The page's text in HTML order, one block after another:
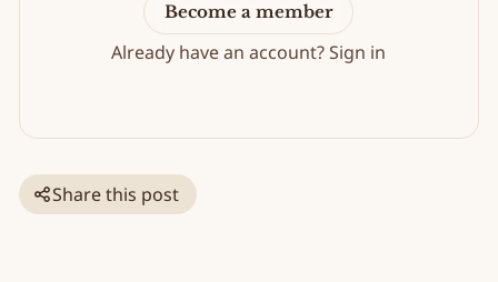
Become a member
Already have an account?Sign in
Share this post